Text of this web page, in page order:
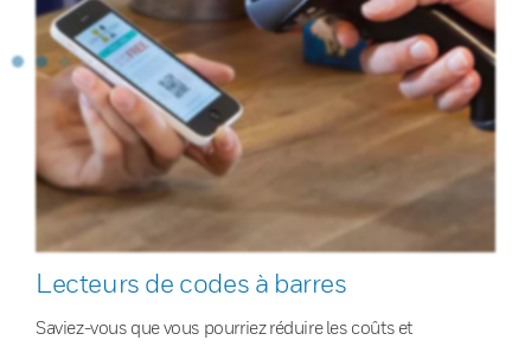
Lecteurs de codes à barres
Saviez-vous que vous pourriez réduire les coûts et